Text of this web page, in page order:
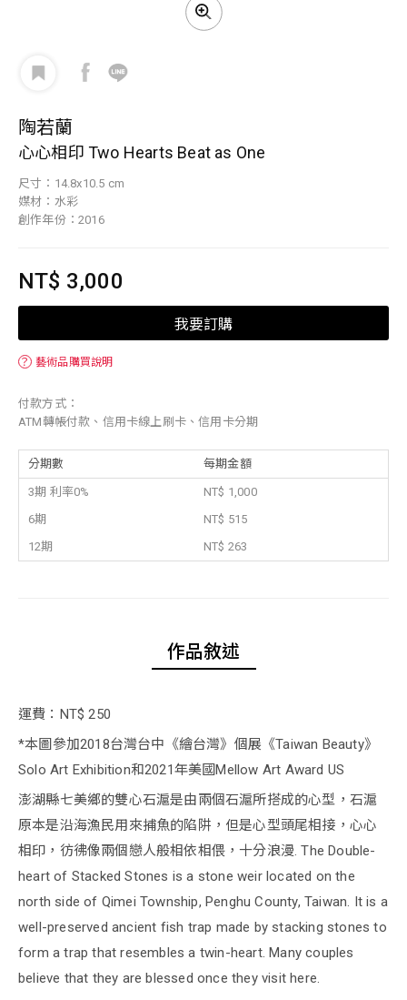
陶若蘭
心心相印 Two Hearts Beat as One
尺寸：14.8x10.5 cm
媒材：水彩
創作年份：2016
NT$ 3,000
我要訂購
？ 藝術品購買說明
付款方式：
ATM轉帳付款、信用卡線上刷卡、信用卡分期
分期數 每期金額
3期 利率0%
NT$ 1,000
6期
NT$ 515
12期
NT$ 263
作品敘述
運費：NT$ 250
*本圖參加2018台灣台中《繪台灣》個展《Taiwan Beauty》
Solo Art Exhibition和2021年美國Mellow Art Award US
澎湖縣七美鄉的雙心石滬是由兩個石滬所搭成的心型，石滬
原本是沿海漁民用來捕魚的陷阱，但是心型頭尾相接，心心
相印，彷彿像兩個戀人般相依相偎，十分浪漫. The Double-
heart of Stacked Stones is a stone weir located on the
north side of Qimei Township, Penghu County, Taiwan. It is a
well-preserved ancient fish trap made by stacking stones to
form a trap that resembles a twin-heart. Many couples
believe that they are blessed once they visit here.